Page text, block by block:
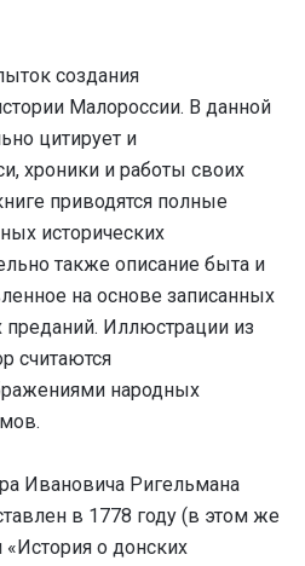
создания
Малороссии. В данной
цитирует и
хроники и работы своих
приводятся полные
исторических
также описание быта и
на основе записанных
Иллюстрации из
считаются
народных
Ивановича Ригельмана
в 1778 году (в этом же
«История о донских